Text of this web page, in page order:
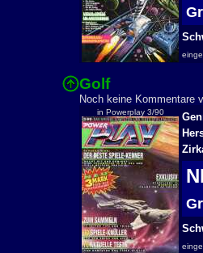
Golf
Noch keine Kommentare
in Powerplay 3/90